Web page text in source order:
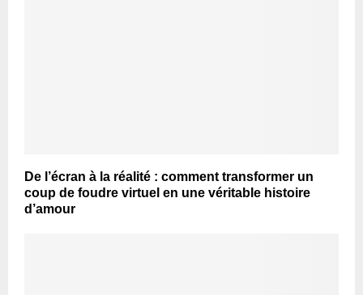
De l’écran à la réalité : comment transformer un
coup de foudre virtuel en une véritable histoire
d’amour